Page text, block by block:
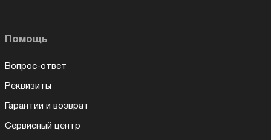
Помощь
Вопрос-ответ
Реквизиты
Гарантии и возврат
Сервисный центр